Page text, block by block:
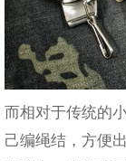
而相对于传统的
己编绳结，方便